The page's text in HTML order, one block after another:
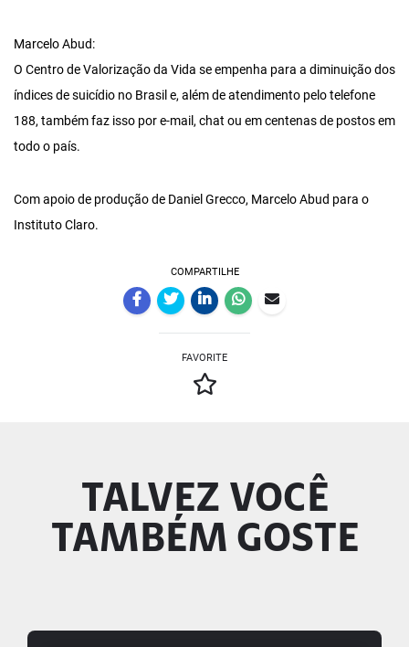
Marcelo Abud:
O Centro de Valorização da Vida se empenha para a diminuição dos
índices de suicídio no Brasil e, além de atendimento pelo telefone
188, também faz isso por e-mail, chat ou em centenas de postos em
todo o país.
Com apoio de produção de Daniel Grecco, Marcelo Abud para o
Instituto Claro.
COMPARTILHE
FAVORITE
TALVEZ VOCÊ
TAMBÉM GOSTE